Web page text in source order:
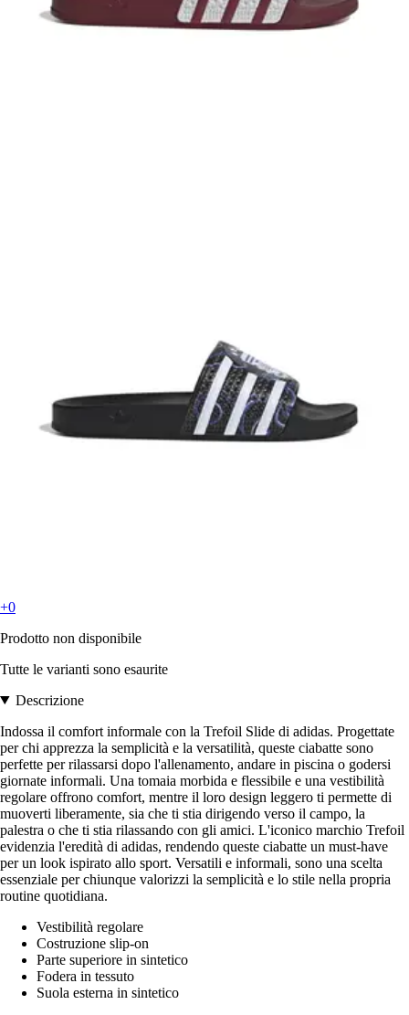
+0
Prodotto non disponibile
Tutte le varianti sono esaurite
Descrizione
Indossa il comfort informale con la Trefoil Slide di adidas. Progettate
per chi apprezza la semplicità e la versatilità, queste ciabatte sono
perfette per rilassarsi dopo l'allenamento, andare in piscina o godersi
giornate informali. Una tomaia morbida e flessibile e una vestibilità
regolare offrono comfort, mentre il loro design leggero ti permette di
muoverti liberamente, sia che ti stia dirigendo verso il campo, la
palestra o che ti stia rilassando con gli amici. L'iconico marchio Trefoil
evidenzia l'eredità di adidas, rendendo queste ciabatte un must-have
per un look ispirato allo sport. Versatili e informali, sono una scelta
essenziale per chiunque valorizzi la semplicità e lo stile nella propria
routine quotidiana.
Vestibilità regolare
Costruzione slip-on
Parte superiore in sintetico
Fodera in tessuto
Suola esterna in sintetico